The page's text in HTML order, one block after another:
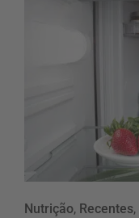
Nutrição, Recentes,